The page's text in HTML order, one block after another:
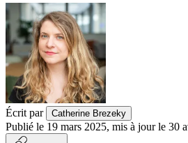
Écrit par Catherine Brezeky
Publié le 19 mars 2025, mis à jour le 30